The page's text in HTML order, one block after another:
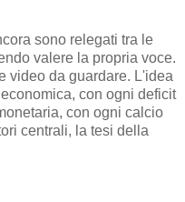
sono relegati tra le
valere la propria voce.
video da guardare. L'idea
con ogni deficit
con ogni calcio
centrali, la tesi della